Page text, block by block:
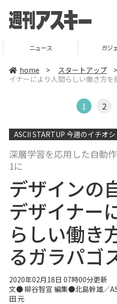
ニュース ガジ
home > スタートアップ >
イナーにより人間らしい働き方を
1 2
ASCII STARTUP 今週のイチオシ
深層学習を応用した自動
1に
デザインの
デザイナー
らしい働き
るガラパゴ
2020年02月18日 07時00分更新
文● 柳谷智宣 編集●北島幹雄／
田 元